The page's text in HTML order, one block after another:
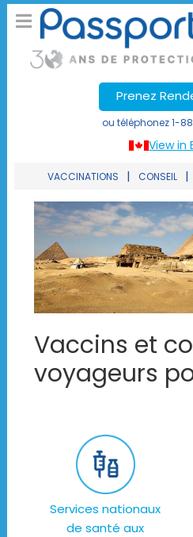
View in
Prenez
ou téléphonez1-
VACCINATIONS | CONSEIL |
Vaccins et
voyageurs
Services nationaux
de santé aux